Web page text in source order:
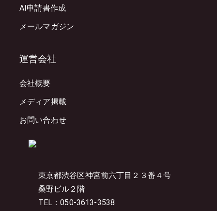
東京都渋谷区神宮前六丁目２３番４号
桑野ビル２階
TEL：050-3613-3538
AI申請書作成
メールマガジン
運営会社
会社概要
メディア掲載
お問い合わせ